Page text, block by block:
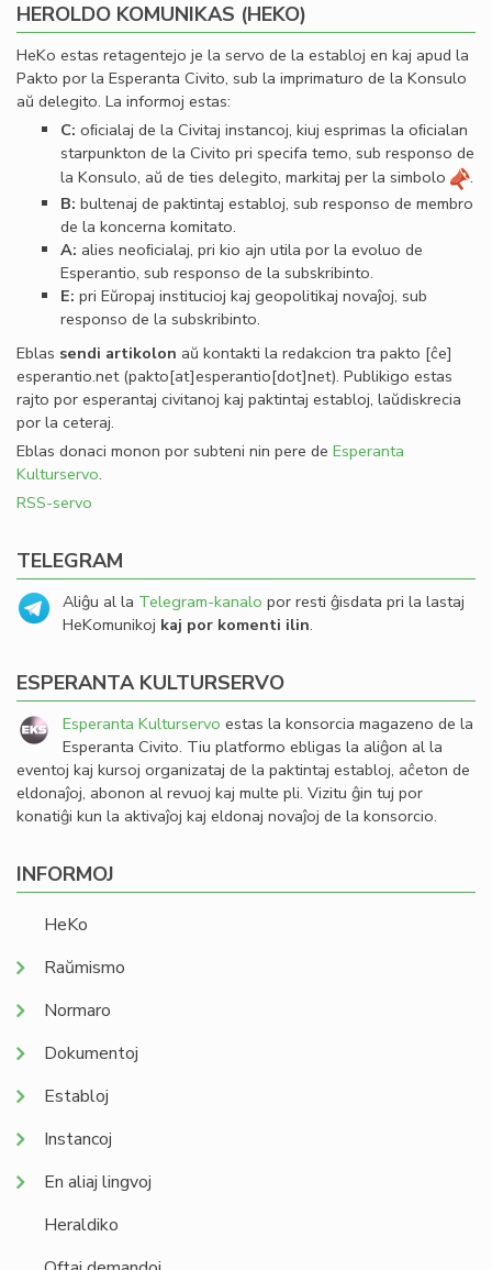
HEROLDO KOMUNIKAS (HEKO)
HeKo estas retagentejo je la servo de la establoj en kaj apud la
Pakto por la Esperanta Civito, sub la imprimaturo de la Konsulo
aŭ delegito. La informoj estas:
C: oﬁcialaj de la Civitaj instancoj, kiuj esprimas la oﬁcialan
starpunkton de la Civito pri specifa temo, sub responso de
la Konsulo, aŭ de ties delegito, markitaj per la simbolo
.
B: bultenaj de paktintaj establoj, sub responso de membro
de la koncerna komitato.
A: alies neoﬁcialaj, pri kio ajn utila por la evoluo de
Esperantio, sub responso de la subskribinto.
E: pri Eŭropaj institucioj kaj geopolitikaj novaĵoj, sub
responso de la subskribinto.
Eblas sendi artikolon aŭ kontakti la redakcion tra pakto [ĉe]
esperantio.net(pakto[at]esperantio[dot]net). Publikigo estas
rajto por esperantaj civitanoj kaj paktintaj establoj, laŭdiskrecia
por la ceteraj.
Eblas donaci monon por subteni nin pere de Esperanta
Kulturservo.
RSS-servo
TELEGRAM
Aliĝu al la Telegram-kanalo por resti ĝisdata pri la lastaj
HeKomunikoj kaj por komenti ilin.
ESPERANTA KULTURSERVO
Esperanta Kulturservo estas la konsorcia magazeno de la
Esperanta Civito. Tiu platformo ebligas la aliĝon al la
eventoj kaj kursoj organizataj de la paktintaj establoj, aĉeton de
eldonaĵoj, abonon al revuoj kaj multe pli. Vizitu ĝin tuj por
konatiĝi kun la aktivaĵoj kaj eldonaj novaĵoj de la konsorcio.
INFORMOJ
HeKo
Raŭmismo
Normaro
Dokumentoj
Establoj
Instancoj
En aliaj lingvoj
Heraldiko